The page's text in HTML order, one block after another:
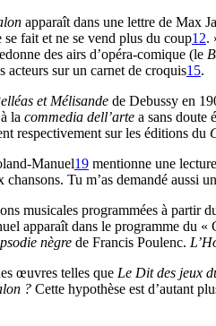
apparaît dans une lettre de Max
fait et ne se vend plus du coup12.
des airs d’opéra-comique (le
acteurs sur un carnet de croquis15.
et Mélisande de Debussy en
la commedia dell’arte a sans doute
respectivement sur les éditions du
Manuel19 mentionne une
Tu m’as demandé aussi
musicales programmées à
apparaît dans le programme du
nègre de Francis Poulenc.
œuvres telles que Le Dit des jeux
? Cette hypothèse est d’autant